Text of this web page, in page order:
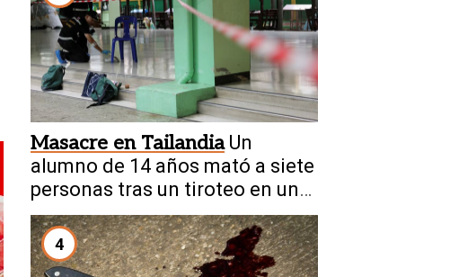
Masacre en Tailandia Un
alumno de 14 años mató a siete
personas tras un tiroteo en una
escuela
4